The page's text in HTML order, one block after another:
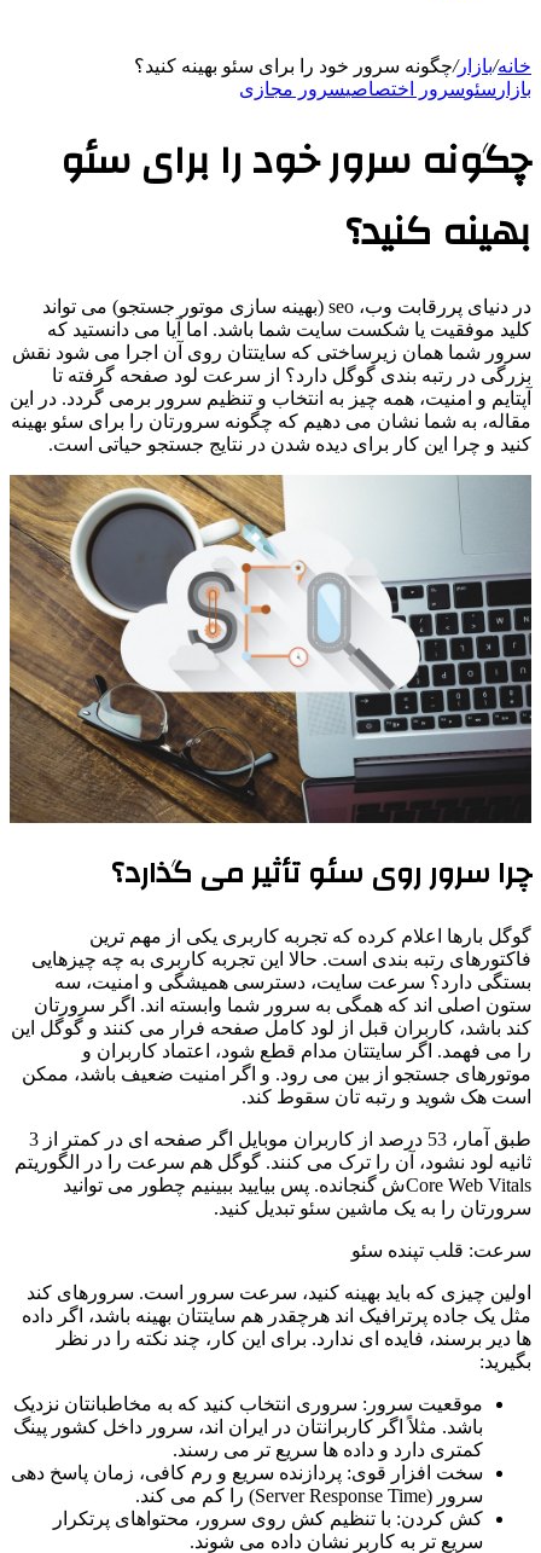
خانه/بازار/چگونه سرور خود را برای سئو بهینه کنید؟
بازار سئوسرور اختصاصیسرور مجازی
چگونه سرور خود را برای سئو
بهینه کنید؟
در دنیای پررقابت وب، seo (بهینه سازی موتور جستجو) می تواند
کلید موفقیت یا شکست سایت شما باشد. اما آیا می دانستید که
سرور شما همان زیرساختی که سایتتان روی آن اجرا می شود نقش
بزرگی در رتبه بندی گوگل دارد؟ از سرعت لود صفحه گرفته تا
آپتایم و امنیت، همه چیز به انتخاب و تنظیم سرور برمی گردد. در این
مقاله، به شما نشان می دهیم که چگونه سرورتان را برای سئو بهینه
کنید و چرا این کار برای دیده شدن در نتایج جستجو حیاتی است.
چرا سرور روی سئو تأثیر می گذارد؟
گوگل بارها اعلام کرده که تجربه کاربری یکی از مهم ترین
فاکتورهای رتبه بندی است. حالا این تجربه کاربری به چه چیزهایی
بستگی دارد؟ سرعت سایت، دسترسی همیشگی و امنیت، سه
ستون اصلی اند که همگی به سرور شما وابسته اند. اگر سرورتان
کند باشد، کاربران قبل از لود کامل صفحه فرار می کنند و گوگل این
را می فهمد. اگر سایتتان مدام قطع شود، اعتماد کاربران و
موتورهای جستجو از بین می رود. و اگر امنیت ضعیف باشد، ممکن
است هک شوید و رتبه تان سقوط کند.
طبق آمار، 53 درصد از کاربران موبایل اگر صفحه ای در کمتر از 3
ثانیه لود نشود، آن را ترک می کنند. گوگل هم سرعت را در الگوریتم
Core Web Vitalsش گنجانده. پس بیایید ببینیم چطور می توانید
سرورتان را به یک ماشین سئو تبدیل کنید.
سرعت: قلب تپنده سئو
اولین چیزی که باید بهینه کنید، سرعت سرور است. سرورهای کند
مثل یک جاده پرترافیک اند هرچقدر هم سایتتان بهینه باشد، اگر داده
ها دیر برسند، فایده ای ندارد. برای این کار، چند نکته را در نظر
بگیرید:
موقعیت سرور: سروری انتخاب کنید که به مخاطبانتان نزدیک
باشد. مثلاً اگر کاربرانتان در ایران اند، سرور داخل کشور پینگ
کمتری دارد و داده ها سریع تر می رسند.
سخت افزار قوی: پردازنده سریع و رم کافی، زمان پاسخ دهی
سرور (Server Response Time) را کم می کند.
کش کردن: با تنظیم کش روی سرور، محتواهای پرتکرار
سریع تر به کاربر نشان داده می شوند.